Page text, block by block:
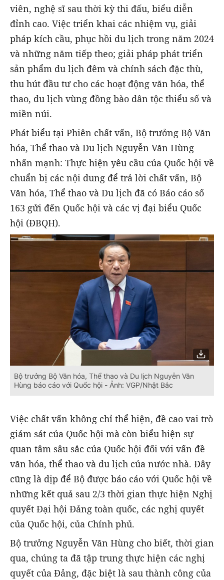
viên, nghệ sĩ sau thời kỳ thi đấu, biểu diễn
đỉnh cao. Việc triển khai các nhiệm vụ, giải
pháp kích cầu, phục hồi du lịch trong năm 2024
và những năm tiếp theo; giải pháp phát triển
sản phẩm du lịch đêm và chính sách đặc thù,
thu hút đầu tư cho các hoạt động văn hóa, thể
thao, du lịch vùng đồng bào dân tộc thiểu số và
miền núi.
Phát biểu tại Phiên chất vấn, Bộ trưởng Bộ Văn
hóa, Thể thao và Du lịch Nguyễn Văn Hùng
nhấn mạnh: Thực hiện yêu cầu của Quốc hội về
chuẩn bị các nội dung để trả lời chất vấn, Bộ
Văn hóa, Thể thao và Du lịch đã có Báo cáo số
163 gửi đến Quốc hội và các vị đại biểu Quốc
hội (ĐBQH).
Bộ trưởng Bộ Văn hóa, Thể thao và Du lịch Nguyễn Văn
Hùng báo cáo với Quốc hội - Ảnh: VGP/Nhật Bắc
Việc chất vấn không chỉ thể hiện, đề cao vai trò
giám sát của Quốc hội mà còn biểu hiện sự
quan tâm sâu sắc của Quốc hội đối với vấn đề
văn hóa, thể thao và du lịch của nước nhà. Đây
cũng là dịp để Bộ được báo cáo với Quốc hội về
những kết quả sau 2/3 thời gian thực hiện Nghị
quyết Đại hội Đảng toàn quốc, các nghị quyết
của Quốc hội, của Chính phủ.
Bộ trưởng Nguyễn Văn Hùng cho biết, thời gian
qua, chúng ta đã tập trung thực hiện các nghị
quyết của Đảng, đặc biệt là sau thành công của